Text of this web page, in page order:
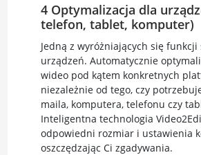
4 Optymalizacja dla
telefon, tablet, komputer)
Jedną z wyróżniających się
urządzeń. Automatycznie
wideo pod kątem konkretnych
niezależnie od tego, czy
maila, komputera, telefonu czy
Inteligentna technologia
odpowiedni rozmiar i ustawienia
oszczędzając Ci zgadywania.